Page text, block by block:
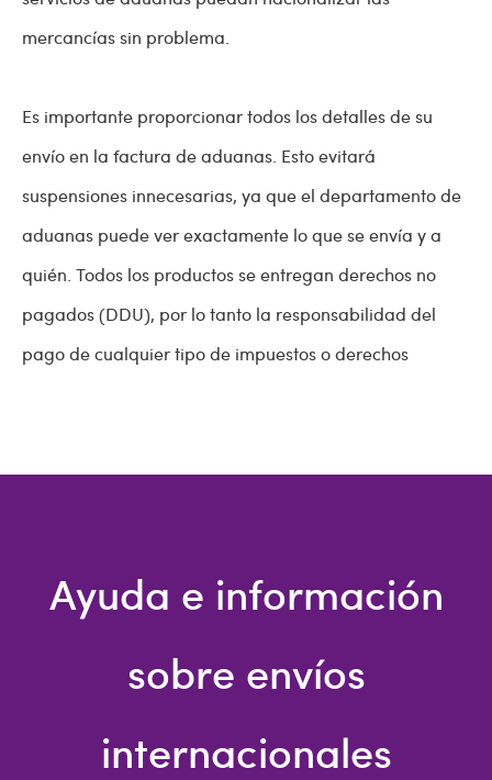
mercancías sin problema.
Es importante proporcionar todos los detalles de su
envío en la factura de aduanas. Esto evitará
suspensiones innecesarias, ya que el departamento de
aduanas puede ver exactamente lo que se envía y a
quién. Todos los productos se entregan derechos no
pagados (DDU), por lo tanto la responsabilidad del
pago de cualquier tipo de impuestos o derechos
Ayuda e información
sobre envíos
internacionales